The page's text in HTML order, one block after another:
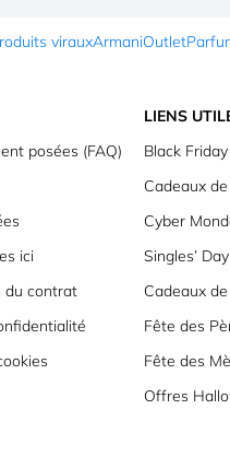
virauxArmaniOutlet
posées (FAQ)
ici
du contrat
LIENS
Black Friday
Cadeaux
Cyber
Singles’ Day
Cadeaux
Fête des
Fête des
Offres